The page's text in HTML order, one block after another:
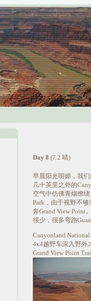
Day 8 (7.2 晴)
早晨阳光明媚，我
几十英里之外的
空气中仿佛青烟缭
Park，由于视野不
奔Grand View Point
很少，很多弯路
Canyonland
4x4越野车深入野外
Grand View Point